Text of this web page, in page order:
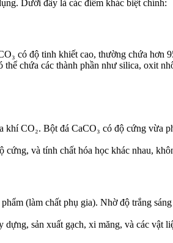
Dưới đây là các điểm khác biệt chính:
có độ tinh khiết cao, thường chứa hơn
chứa các thành phần như silica, oxit
CO₂. Bột đá CaCO₃ có độ cứng vừa
và tính chất hóa học khác nhau,
(làm chất phụ gia). Nhờ độ trắng
sản xuất gạch, xi măng, và các vật